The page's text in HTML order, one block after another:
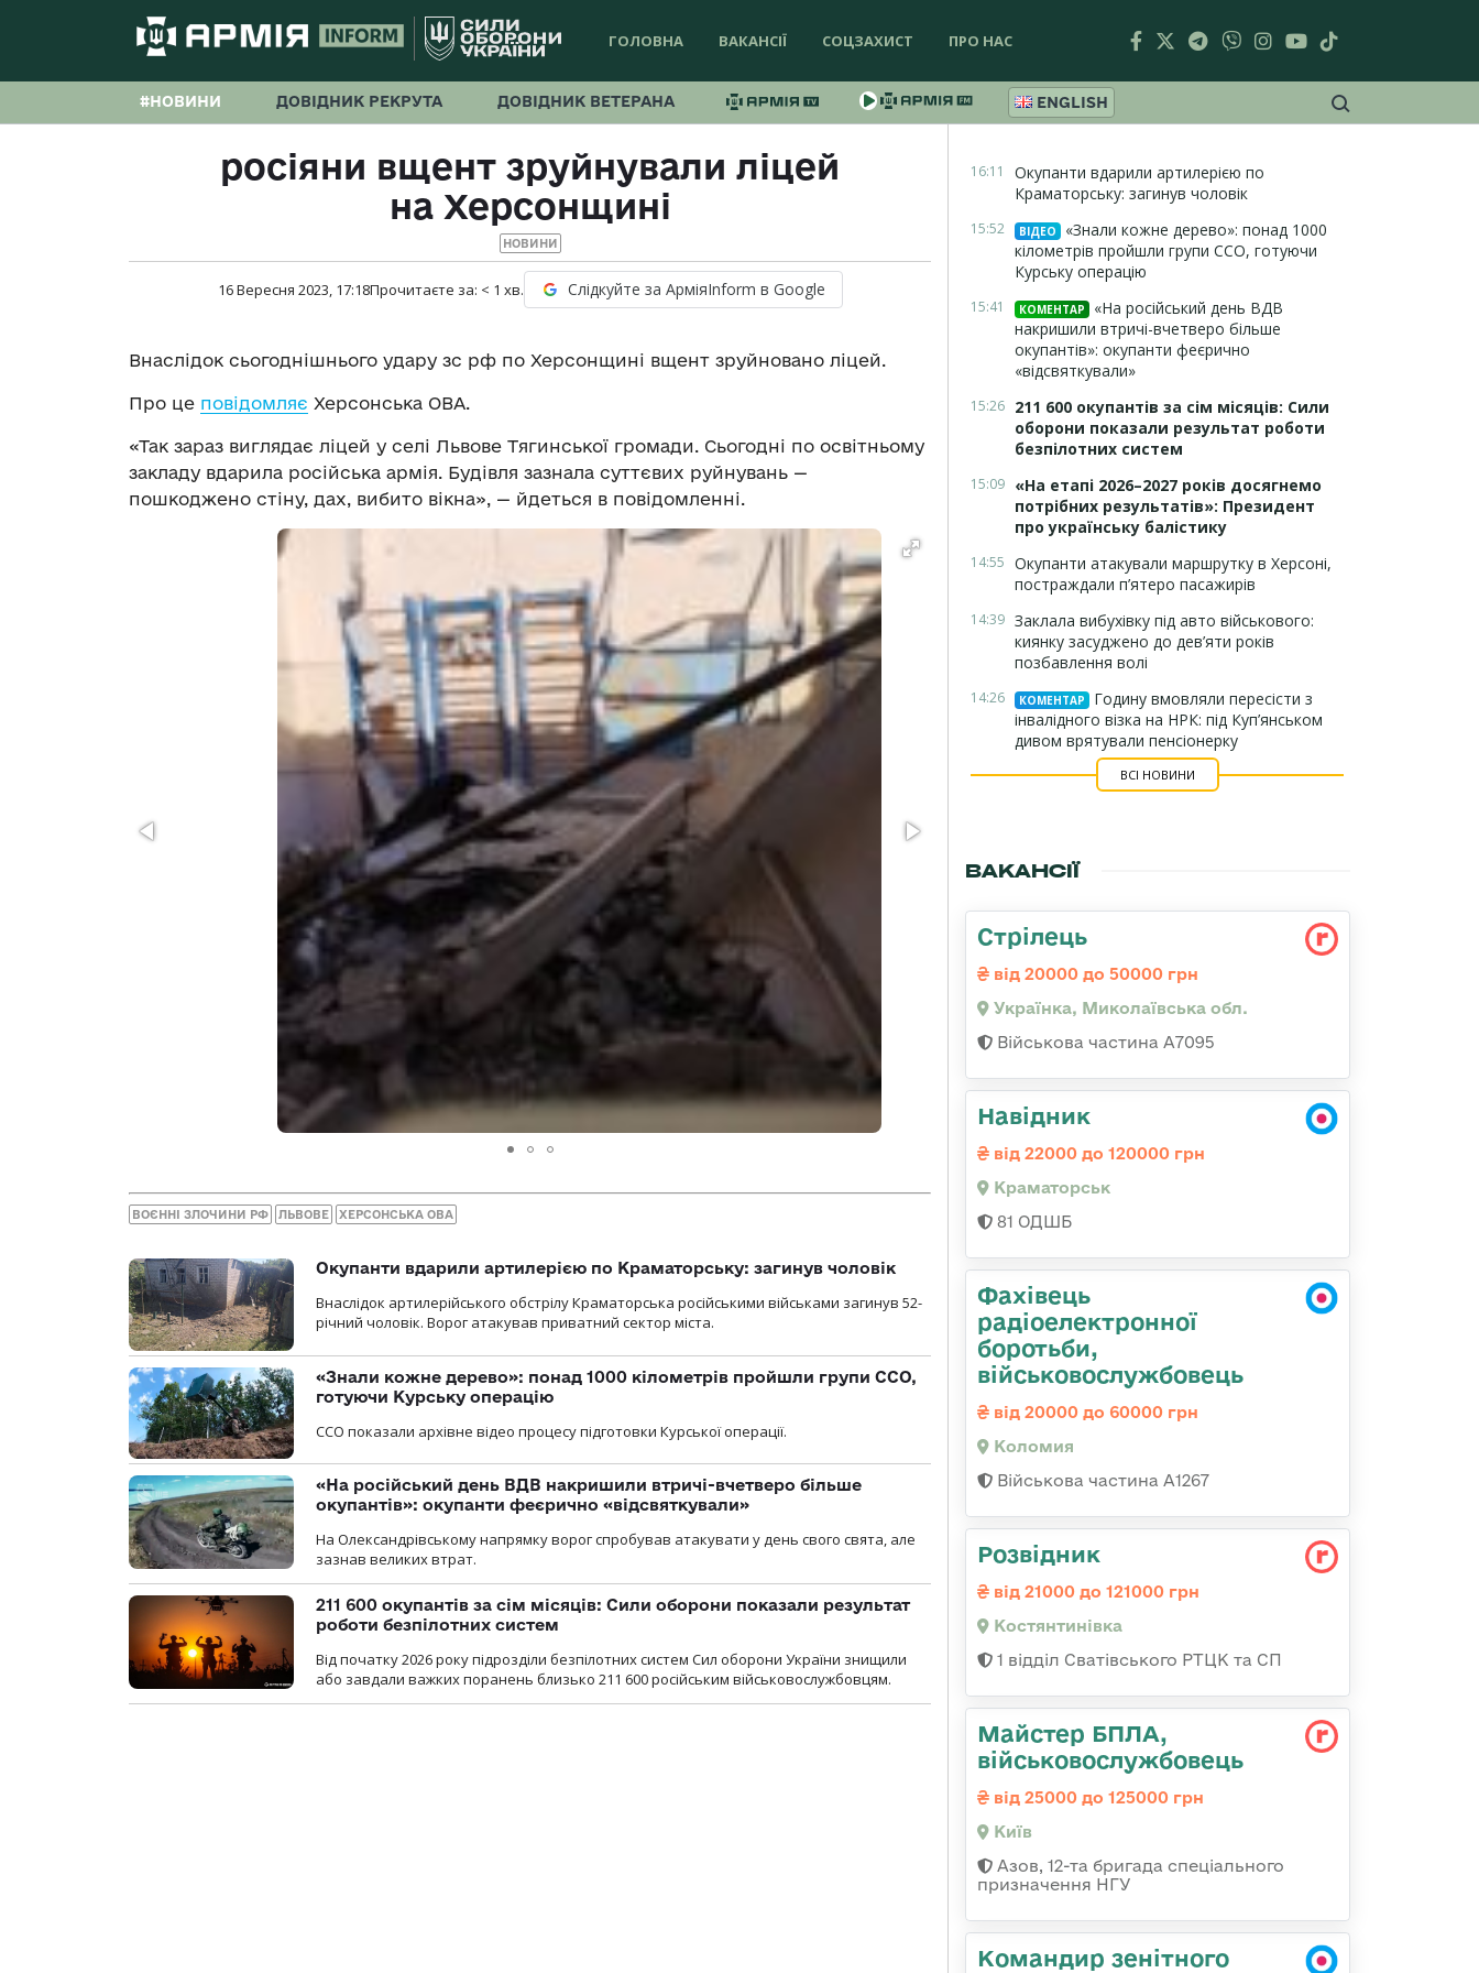
ГОЛОВНА ВАКАНСІЇ СОЦЗАХИСТ ПРО НАС
#НОВИНИ ДОВІДНИК РЕКРУТА ДОВІДНИК ВЕТЕРАНА ENGLISH
росіяни вщент зруйнували ліцей
на Херсонщині
НОВИНИ
16 Вересня 2023, 17:18Прочитаєте за: < 1 хв. Слідкуйте за АрміяInform в Google
Внаслідок сьогоднішнього удару зс рф по Херсонщині вщент зруйновано ліцей.
Про це повідомляє Херсонська ОВА.
«Так зараз виглядає ліцей у селі Львове Тягинської громади. Сьогодні по освітньому
закладу вдарила російська армія. Будівля зазнала суттєвих руйнувань —
пошкоджено стіну, дах, вибито вікна», — йдеться в повідомленні.
ВОЄННІ ЗЛОЧИНИ РФ ЛЬВОВЕ ХЕРСОНСЬКА ОВА
Окупанти вдарили артилерією по Краматорську: загинув чоловік
Внаслідок артилерійського обстрілу Краматорська російськими військами загинув 52-
річний чоловік. Ворог атакував приватний сектор міста.
«Знали кожне дерево»: понад 1000 кілометрів пройшли групи ССО,
готуючи Курську операцію
ССО показали архівне відео процесу підготовки Курської операції.
«На російський день ВДВ накришили втричі-вчетверо більше
окупантів»: окупанти феєрично «відсвяткували»
На Олександрівському напрямку ворог спробував атакувати у день свого свята, але
зазнав великих втрат.
211 600 окупантів за сім місяців: Сили оборони показали результат
роботи безпілотних систем
Від початку 2026 року підрозділи безпілотних систем Сил оборони України знищили
або завдали важких поранень близько 211 600 російським військовослужбовцям.
16:11
Окупанти вдарили артилерією по
Краматорську: загинув чоловік
15:52 ВІДЕО
«Знали кожне дерево»: понад 1000
кілометрів пройшли групи ССО, готуючи
Курську операцію
15:41 КОМЕНТАР
«На російський день ВДВ
накришили втричі-вчетверо більше
окупантів»: окупанти феєрично
«відсвяткували»
15:26 211 600 окупантів за сім місяців: Сили
оборони показали результат роботи
безпілотних систем
15:09 «На етапі 2026–2027 років досягнемо
потрібних результатів»: Президент
про українську балістику
14:55 Окупанти атакували маршрутку в Херсоні,
постраждали п’ятеро пасажирів
14:39 Заклала вибухівку під авто військового:
киянку засуджено до дев’яти років
позбавлення волі
14:26 КОМЕНТАР
Годину вмовляли пересісти з
інвалідного візка на НРК: під Куп’янськом
дивом врятували пенсіонерку
ВСІ НОВИНИ
ВАКАНСІЇ
Стрілець
від 20000 до 50000 грн
Українка, Миколаївська обл.
Військова частина А7095
Навідник
від 22000 до 120000 грн
Краматорськ
81 ОДШБ
Фахівець
радіоелектронної
боротьби,
військовослужбовець
від 20000 до 60000 грн
Коломия
Військова частина А1267
Розвідник
від 21000 до 121000 грн
Костянтинівка
1 відділ Сватівського РТЦК та СП
Майстер БПЛА,
військовослужбовець
від 25000 до 125000 грн
Київ
Азов, 12-та бригада спеціального
призначення НГУ
Командир зенітного